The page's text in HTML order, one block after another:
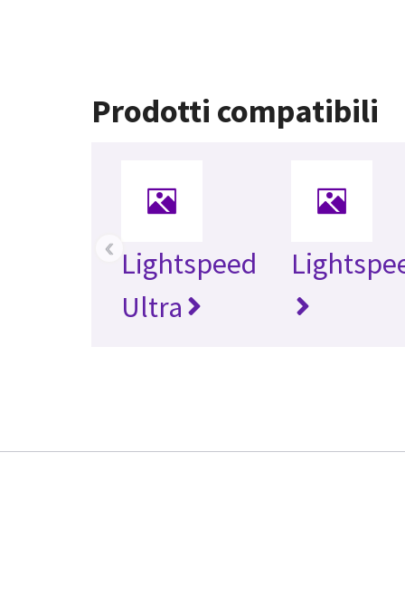
Prodotti compatibili
Lightspeed
Ultra
‹